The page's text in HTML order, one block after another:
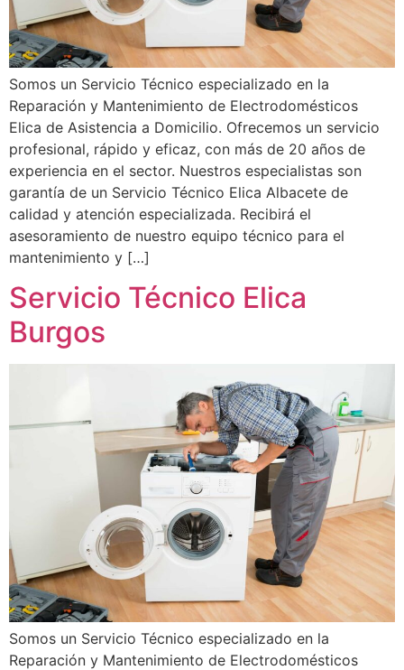
Somos un Servicio Técnico especializado en la
Reparación y Mantenimiento de Electrodomésticos
Elica de Asistencia a Domicilio. Ofrecemos un servicio
profesional, rápido y eficaz, con más de 20 años de
experiencia en el sector. Nuestros especialistas son
garantía de un Servicio Técnico Elica Albacete de
calidad y atención especializada. Recibirá el
asesoramiento de nuestro equipo técnico para el
mantenimiento y […]
Servicio Técnico Elica
Burgos
Somos un Servicio Técnico especializado en la
Reparación y Mantenimiento de Electrodomésticos